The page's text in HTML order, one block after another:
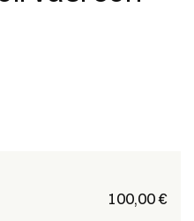
€ 100,00